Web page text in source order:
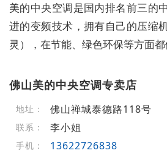
美的中央空调是国内排名前三的
进的变频技术，拥有自己的压缩
灵），在节能、绿色环保等方面都
佛山美的中央空调专卖店
地址： 佛山禅城泰德路118号
联系： 李小姐
手机： 13622726838